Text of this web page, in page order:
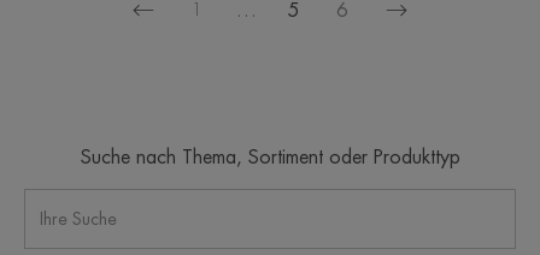
Vorherige
1 … 5 6
Nächste
Suche nach Thema, Sortiment oder Produkttyp